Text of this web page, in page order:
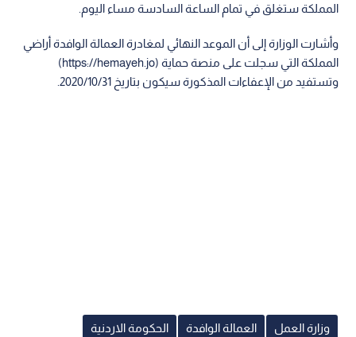
المملكة ستغلق في تمام الساعة السادسة مساء اليوم.
وأشارت الوزارة إلى أن الموعد النهائي لمغادرة العمالة الوافدة أراضي
المملكة التي سجلت على منصة حماية (https://hemayeh.jo)
وتستفيد من الإعفاءات المذكورة سيكون بتاريخ 2020/10/31.
وزارة العمل العمالة الوافدة الحكومة الاردنية